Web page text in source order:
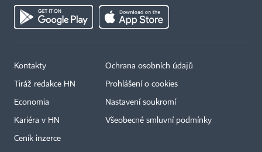
Kontakty
Tiráž redakce HN
Economia
Kariéra v HN
Ceník inzerce
Ochrana osobních údajů
Prohlášení o cookies
Nastavení soukromí
Všeobecné smluvní podmínky